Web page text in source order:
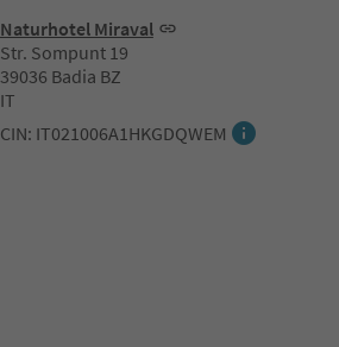
Naturhotel Miraval
Str. Sompunt 19
39036 Badia BZ
IT
CIN: IT021006A1HKGDQWEM